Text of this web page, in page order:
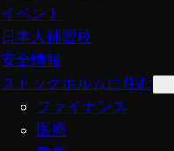
イベント
日本人補習校
安全情報
ストックホルムに住む
ファイナンス
医療